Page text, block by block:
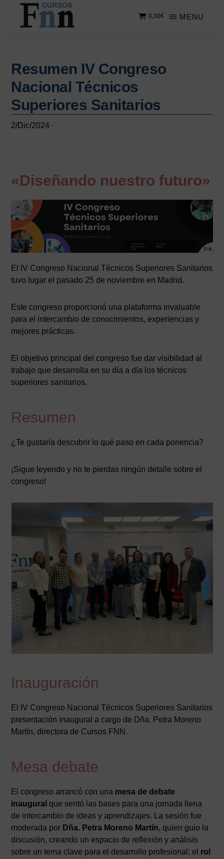
Saltar
contenido
Saltar
principal
online
MENU
0,00€
Resumen IV Congreso
Nacional Técnicos
Superiores Sanitarios
2/Dic/2024 ·
«Diseñando nuestro futuro»
El IV Congreso Nacional Técnicos Superiores Sanitarios
tuvo lugar el pasado 25 de noviembre en Madrid.
Este congreso proporcionó una plataforma invaluable
para el intercambio de conocimientos, experiencias y
mejores prácticas.
El objetivo principal del congreso fue dar visibilidad al
trabajo que desarrolla en su día a día los técnicos
superiores sanitarios.
Resumen
¿Te gustaría descubrir lo qué paso en cada ponencia?
¡Sigue leyendo y no te pierdas ningún detalle sobre el
congreso!
Inauguración
El IV Congreso Nacional Técnicos Superiores Sanitarios
presentación inaugural a cargo de Dña. Petra Moreno
Martín, directora de Cursos FNN.
Mesa debate
El congreso arrancó con una mesa de debate
inaugural que sentó las bases para una jornada llena
de intercambio de ideas y aprendizajes. La sesión fue
moderada por Dña. Petra Moreno Martín, quien guio la
discusión, creando un espacio de reflexión y análisis
sobre un tema clave para el desarrollo profesional: el rol